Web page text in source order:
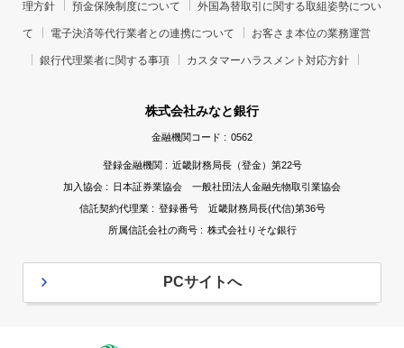
理方針 預金保険制度について 外国為替取引に関する取組姿勢につい
て 電子決済等代行業者との連携について お客さま本位の業務運営
銀行代理業者に関する事項 カスタマーハラスメント対応方針
株式会社みなと銀行
金融機関コード : 0562
登録金融機関 : 近畿財務局長（登金）第22号
加入協会 : 日本証券業協会 一般社団法人金融先物取引業協会
信託契約代理業 : 登録番号 近畿財務局長(代信)第36号
所属信託会社の商号 : 株式会社りそな銀行
PCサイトへ